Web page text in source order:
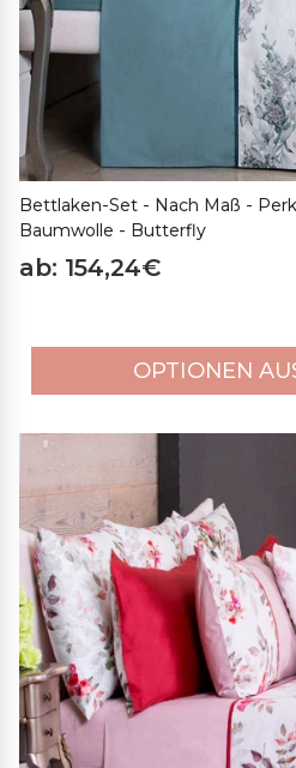
Bettlaken-Set - Nach Maß -
Baumwolle - Butterfly
ab: 154,24€
OPTIONEN